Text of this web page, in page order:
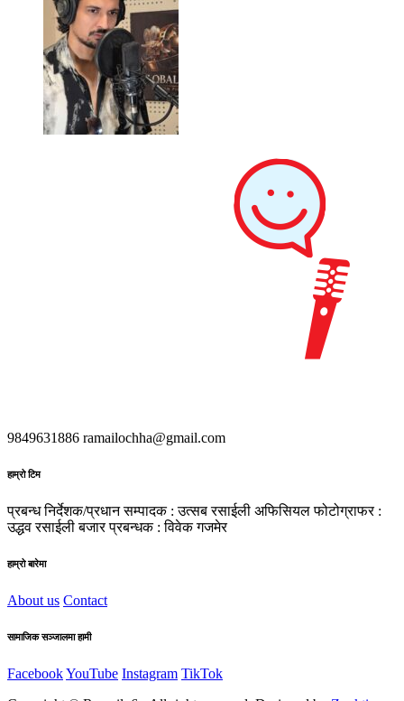
9849631886 ramailochha@gmail.com
हाम्रो टिम
प्रबन्ध निर्देशक/प्रधान सम्पादक : उत्सब रसाईली अफिसियल फोटोग्राफर :
उद्धव रसाईली बजार प्रबन्धक : विवेक गजमेर
हाम्रो बारेमा
About us Contact
सामाजिक सञ्जालमा हामी
FacebookYouTube Instagram TikTok